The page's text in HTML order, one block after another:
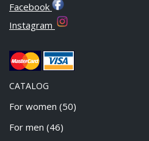
Facebook
Instagram
CATALOG
For women (50)
For men (46)